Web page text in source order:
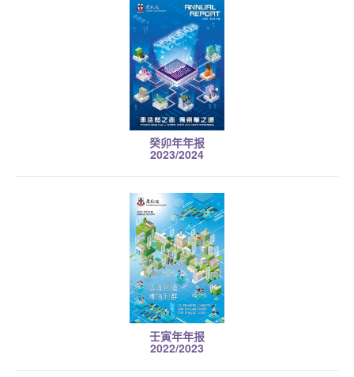
癸卯年年报
2023/2024
壬寅年年报
2022/2023